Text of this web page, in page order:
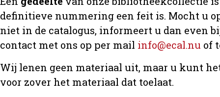
definitieve nummering een feit is. Mocht u
niet in de catalogus, informeert u dan even
contact met ons op per mail info@ecal.nu of
Wij lenen geen materiaal uit, maar u kunt
voor zover het materiaal dat toelaat.